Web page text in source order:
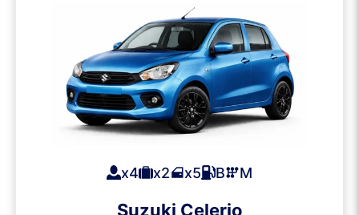
x4 x2 x5 B M
Suzuki Celerio